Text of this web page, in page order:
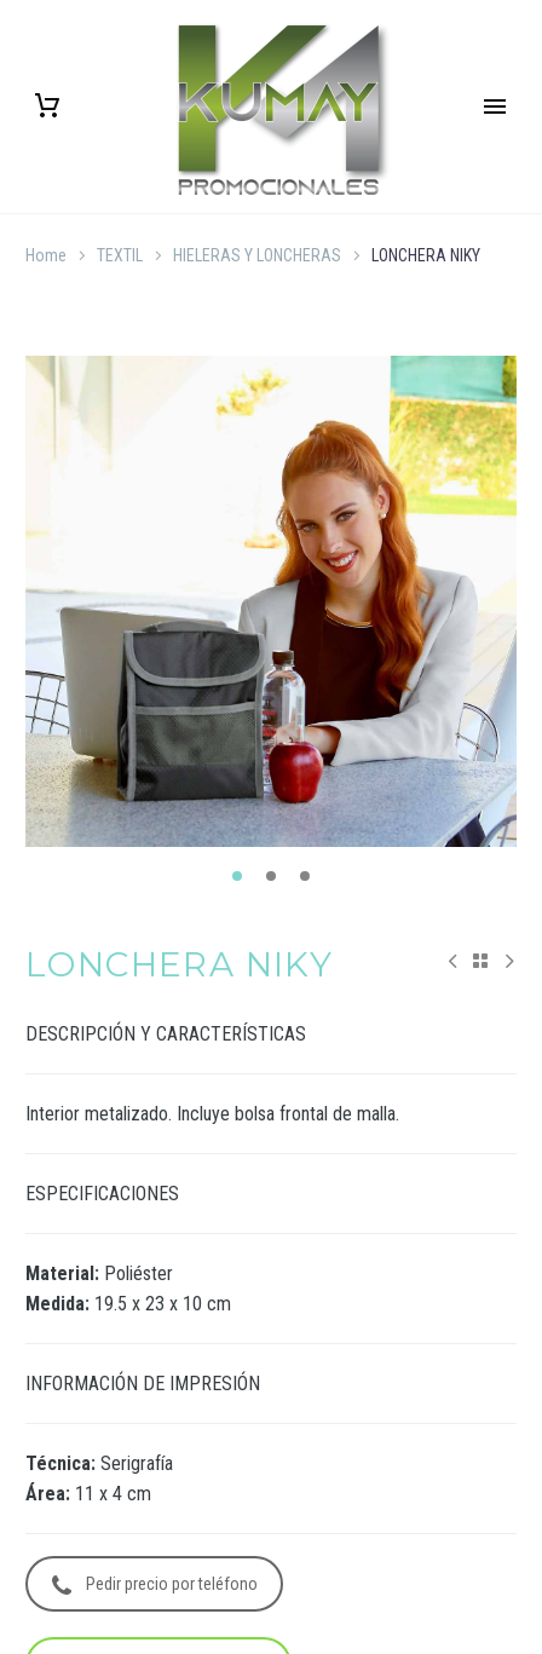
Home TEXTIL HIELERAS Y LONCHERAS LONCHERA NIKY
LONCHERA NIKY
DESCRIPCIÓN Y CARACTERÍSTICAS
Interior metalizado. Incluye bolsa frontal de malla.
ESPECIFICACIONES
Material: Poliéster
Medida: 19.5 x 23 x 10 cm
INFORMACIÓN DE IMPRESIÓN
Técnica: Serigrafía
Área: 11 x 4 cm
Pedir precio por teléfono